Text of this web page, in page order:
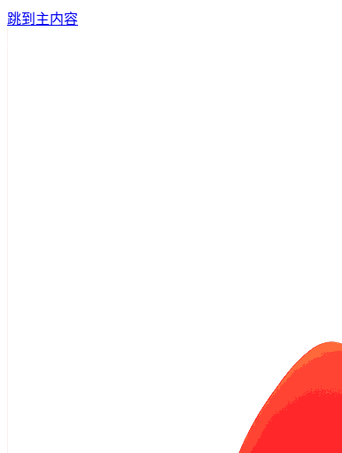
跳到主内容